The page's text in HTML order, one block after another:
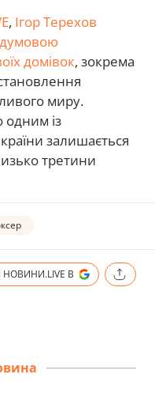
, Ігор Терехов
домівок, зокрема
миру.
одним із
залишається
третини
В